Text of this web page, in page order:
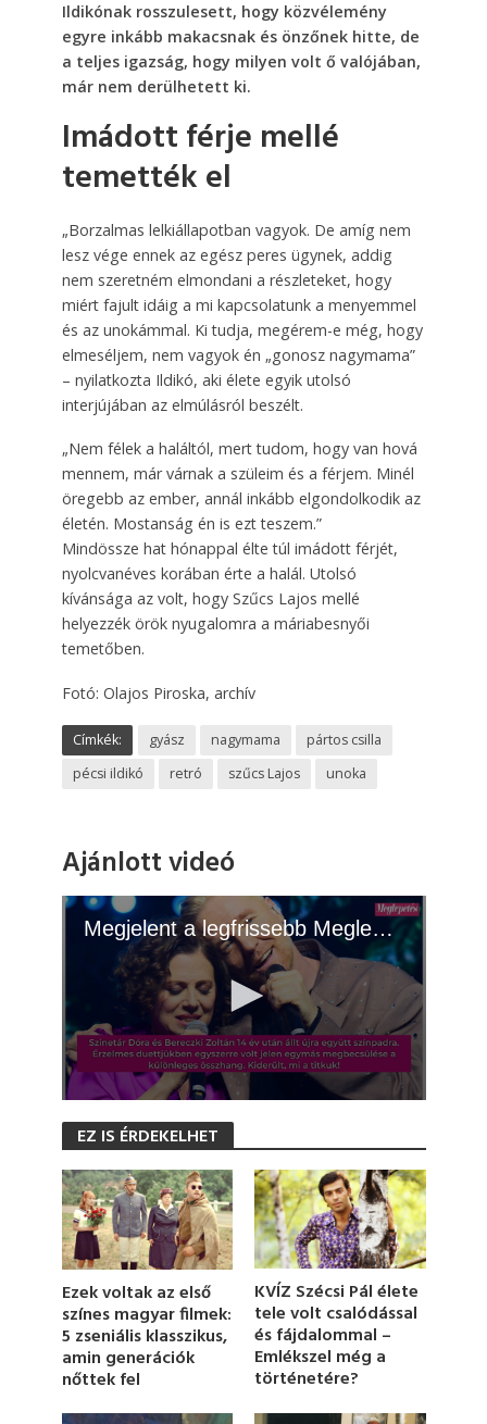
Ildikónak rosszulesett, hogy közvélemény
egyre inkább makacsnak és önzőnek hitte, de
a teljes igazság, hogy milyen volt ő valójában,
már nem derülhetett ki.
Imádott férje mellé
temették el
„Borzalmas lelkiállapotban vagyok. De amíg nem
lesz vége ennek az egész peres ügynek, addig
nem szeretném elmondani a részleteket, hogy
miért fajult idáig a mi kapcsolatunk a menyemmel
és az unokámmal. Ki tudja, megérem-e még, hogy
elmeséljem, nem vagyok én „gonosz nagymama”
– nyilatkozta Ildikó, aki élete egyik utolsó
interjújában az elmúlásról beszélt.
„Nem félek a haláltól, mert tudom, hogy van hová
mennem, már várnak a szüleim és a férjem. Minél
öregebb az ember, annál inkább elgondolkodik az
életén. Mostanság én is ezt teszem.”
Mindössze hat hónappal élte túl imádott férjét,
nyolcvanéves korában érte a halál. Utolsó
kívánsága az volt, hogy Szűcs Lajos mellé
helyezzék örök nyugalomra a máriabesnyői
temetőben.
Fotó: Olajos Piroska, archív
Címkék: gyász nagymama
pártos csilla
pécsi ildikó
retró szűcs Lajos unoka
Ajánlott videó
Megjelent a legfrissebb Meglepetés! - 2026.06.02.
s
o
n
d
s
o
f
6
s
e
c
o
n
EZ IS ÉRDEKELHET
Ezek voltak az első
színes magyar filmek:
5 zseniális klasszikus,
amin generációk
nőttek fel
KVÍZ Szécsi Pál élete
tele volt csalódással
és fájdalommal –
Emlékszel még a
történetére?